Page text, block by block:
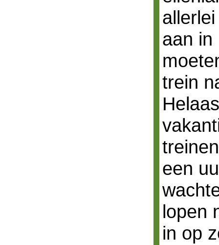
aan in
trein
een
lopen
in op